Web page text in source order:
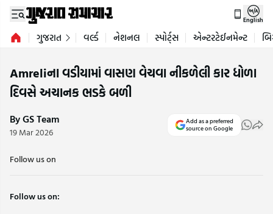
English
ગુજરાત વર્લ્ડ નેશનલ સ્પોર્ટ્સ એન્ટરટેઈનમેન્ટ
Amreliના વડીયામાં વાસણ વેચવા નીકળેલી કાર ધોળા
દિવસે અચાનક ભડકે બળી
By GS Team
19 Mar 2026
Add as a preferred
source on Google
Follow us on
Follow us on: